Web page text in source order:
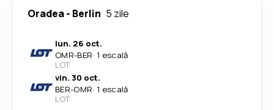
Oradea- Berlin 5 zile
lun. 26 oct.
OMR-BER· 1 escală
LOT
vin. 30 oct.
BER-OMR· 1 escală
LOT